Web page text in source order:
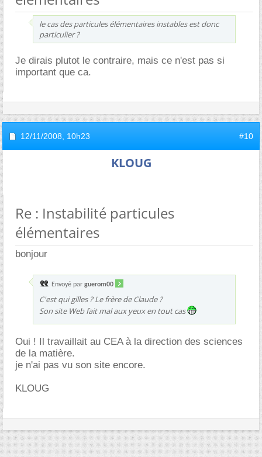
le cas des particules élémentaires instables est donc
particulier ?
Je dirais plutot le contraire, mais ce n'est pas si
important que ca.
12/11/2008, 10h23 #10
KLOUG
Re : Instabilité particules
élémentaires
bonjour
Envoyé par guerom00
C'est qui gilles ? Le frère de Claude ?
Son site Web fait mal aux yeux en tout cas
Oui ! Il travaillait au CEA à la direction des sciences
de la matière.
je n'ai pas vu son site encore.
KLOUG